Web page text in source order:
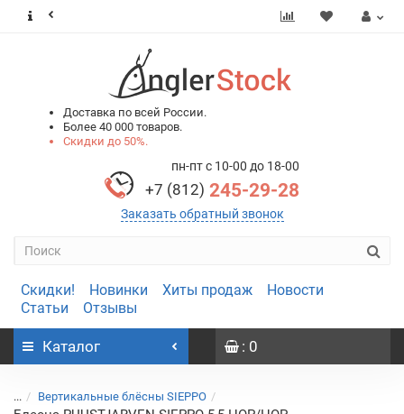
Доставка по всей России.
Более 40 000 товаров.
Скидки до 50%.
пн-пт с 10-00 до 18-00
+7 (812) 245-29-28
Заказать обратный звонок
Скидки! Новинки Хиты продаж
Новости
Статьи
Отзывы
Каталог : 0
... Вертикальные блёсны SIEPPO